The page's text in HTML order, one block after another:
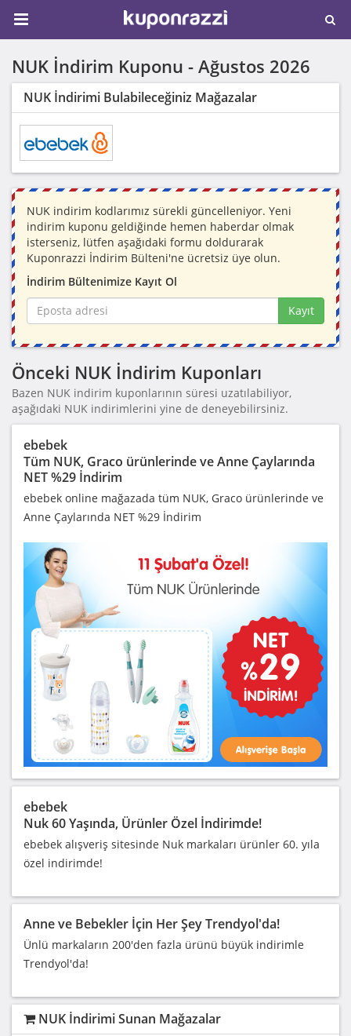
NUK İndirim Kuponu - Ağustos 2026
NUK İndirimi Bulabileceğiniz Mağazalar
NUK indirim kodlarımız sürekli güncelleniyor. Yeni
indirim kuponu geldiğinde hemen haberdar olmak
isterseniz, lütfen aşağıdaki formu doldurarak
Kuponrazzi İndirim Bülteni'ne ücretsiz üye olun.
İndirim Bültenimize Kayıt Ol
Kayıt
Önceki NUK İndirim Kuponları
Bazen NUK indirim kuponlarının süresi uzatılabiliyor,
aşağıdaki NUK indirimlerini yine de deneyebilirsiniz.
ebebek
Tüm NUK, Graco ürünlerinde ve Anne Çaylarında
NET %29 İndirim
ebebek online mağazada tüm NUK, Graco ürünlerinde ve
Anne Çaylarında NET %29 İndirim
ebebek
Nuk 60 Yaşında, Ürünler Özel İndirimde!
ebebek alışveriş sitesinde Nuk markaları ürünler 60. yıla
özel indirimde!
Anne ve Bebekler İçin Her Şey Trendyol'da!
Ünlü markaların 200'den fazla ürünü büyük indirimle
Trendyol'da!
NUK İndirimi Sunan Mağazalar